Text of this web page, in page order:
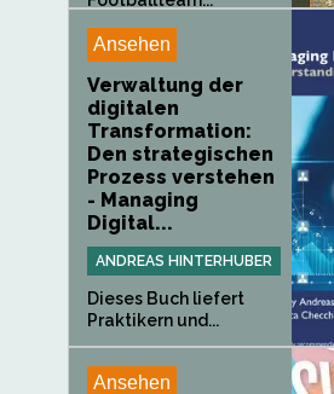
Ansehen
Verwaltung der
digitalen
Transformation:
Den strategischen
Prozess verstehen
- Managing
Digital...
ANDREAS HINTERHUBER
Dieses Buch liefert
Praktikern und...
Ansehen